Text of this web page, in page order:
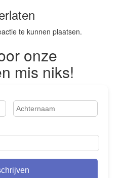
te kunnen plaatsen.
onze
mis niks!